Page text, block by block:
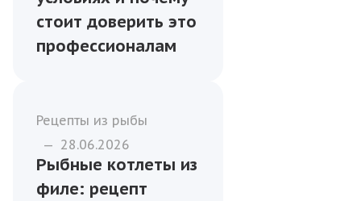
стоит доверить это
профессионалам
Рецепты из рыбы
— 28.06.2026
Рыбные котлеты из
филе: рецепт